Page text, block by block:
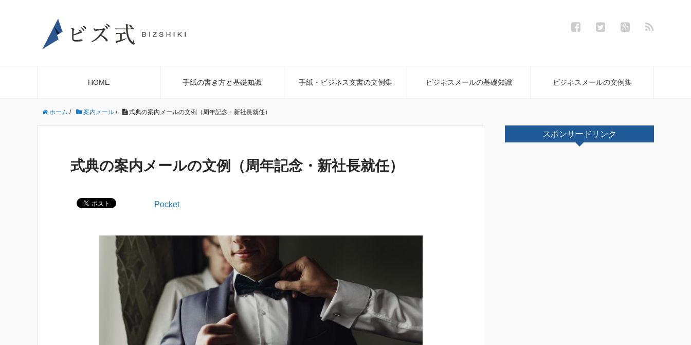
HOME 手紙の書き方と基礎知識 手紙・ビジネス文書の文例集 ビジネスメールの基礎知識 ビジネスメールの文例集
ホーム / 案内メール / 式典の案内メールの文例（周年記念・新社長就任）
式典の案内メールの文例（周年記念・新社長就任）
Pocket
スポンサードリンク